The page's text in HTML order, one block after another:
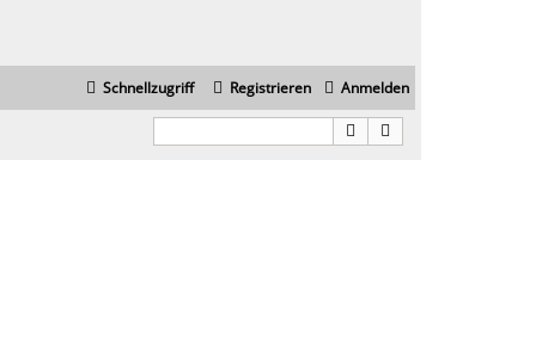
Schnellzugriff Anmelden
Registrieren